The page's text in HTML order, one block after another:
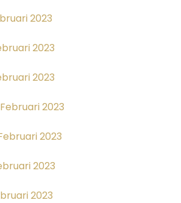
2023
2023
2023
2023
2023
2023
2023